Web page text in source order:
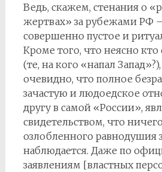
Ведь, скажем, стенания о
жертвах» за рубежами РФ
совершенно пустое и
Кроме того, что неясно кто
(те, на кого «напал
очевидно, что полное
зачастую и людоедское
другу в самой «России»,
свидетельством, что
озлобленного равнодушия
наблюдается. Даже по
заявлениям [властных